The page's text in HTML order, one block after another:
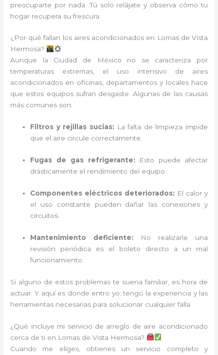
preocuparte por nada. Tú solo relájate y observa cómo tu
hogar recupera su frescura.
¿Por qué fallan los aires acondicionados en Lomas de Vista
Hermosa?
Aunque la Ciudad de México no se caracteriza por
temperaturas extremas, el uso intensivo de aires
acondicionados en oficinas, departamentos y locales hace
que estos equipos sufran desgaste. Algunas de las causas
más comunes son:
Filtros y rejillas sucias: La falta de limpieza impide
que el aire circule correctamente.
Fugas de gas refrigerante: Esto puede afectar
drásticamente el rendimiento del equipo.
Componentes eléctricos deteriorados: El calor y
el uso constante pueden dañar las conexiones y
circuitos.
Mantenimiento deficiente: No realizarle una
revisión periódica es el boleto directo a un mal
funcionamiento.
Si alguno de estos problemas te suena familiar, es hora de
actuar. Y aquí es donde entro yo: tengo la experiencia y las
herramientas necesarias para solucionar cualquier falla.
¿Qué incluye mi servicio de arreglo de aire acondicionado
cerca de ti en Lomas de Vista Hermosa?
Cuando me eliges, obtienes un servicio completo y